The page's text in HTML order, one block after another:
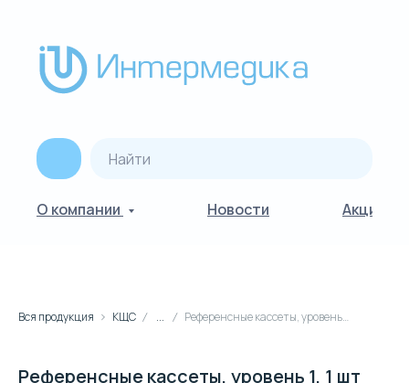
О компании Новости Акции
Вся продукция КЩС ... Референсные кассеты, уровень 1, 1 шт
Референсные кассеты, уровень 1, 1 шт